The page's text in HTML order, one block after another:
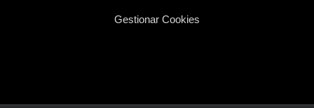
Gestionar Cookies